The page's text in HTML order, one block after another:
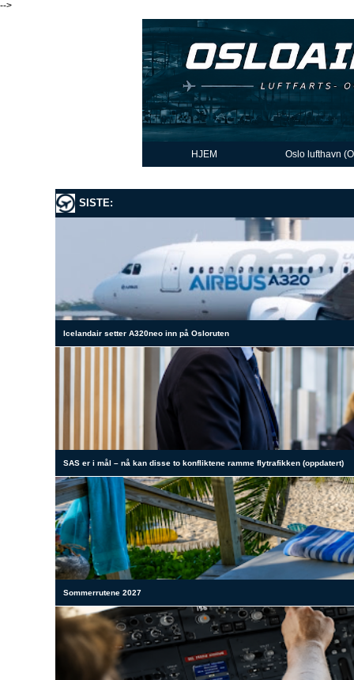
-->
HJEM Oslo lufthavn
SISTE:
Icelandair setter A320neo inn på Osloruten
SAS er i mål – nå kan disse to konfliktene ramme flytrafikken (oppdatert)
Sommerrutene 2027